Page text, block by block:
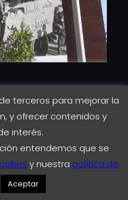
compañeros
para Samsung
terceros para mejorar la
y ofrecer contenidos y
interés.
entendemos que se
y nuestra política de
Aceptar